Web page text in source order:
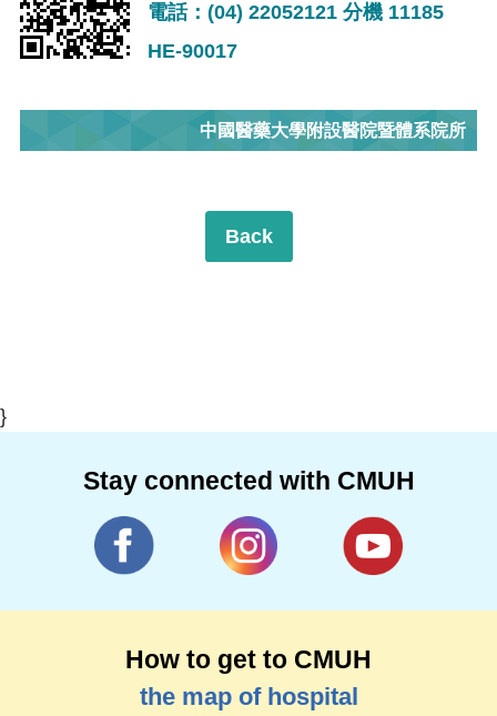
電話：(04) 22052121 分機 11185
HE-90017
中國醫藥大學附設醫院暨體系院所
Back
}
Stay connected with CMUH
How to get to CMUH
the map of hospital